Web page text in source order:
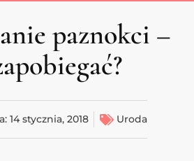
paznokci –
14 stycznia, 2018 Uroda